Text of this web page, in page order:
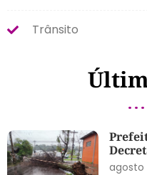
Trânsito
agosto